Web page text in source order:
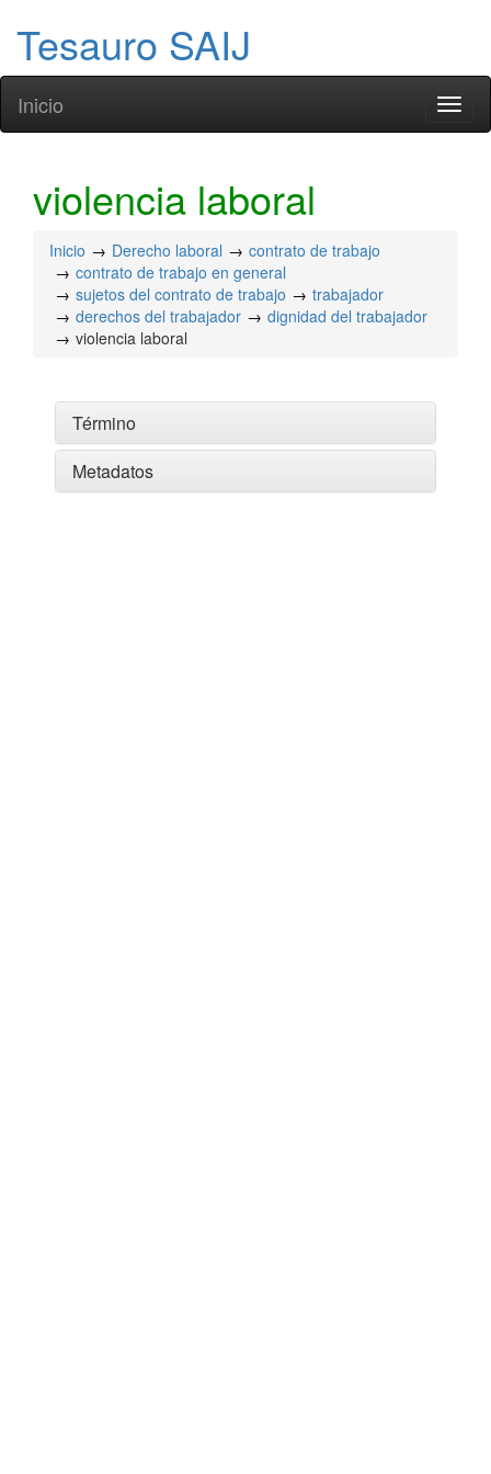
Tesauro SAIJ
Inicio
violencia laboral
Inicio Derecho laboral
contrato de trabajo
contrato de trabajo en general
sujetos del contrato de trabajo
trabajador
derechos del trabajador
dignidad del trabajador
violencia laboral
Término
Metadatos